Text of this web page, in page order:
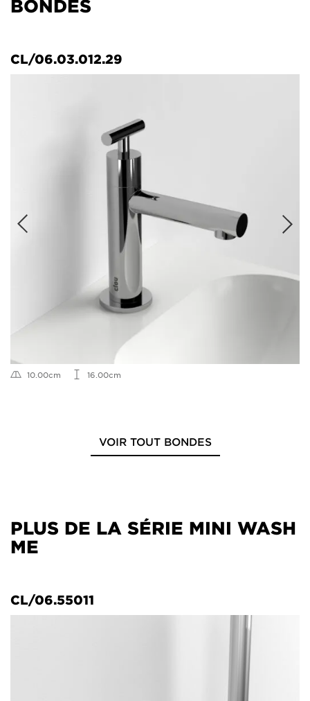
BONDES
CL/06.03.012.29
10.00cm 16.00cm
VOIR TOUT BONDES
PLUS DE LA SÉRIE MINI WASH
ME
CL/06.55011